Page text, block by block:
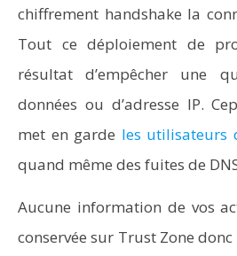
chiffrement handshake la
Tout ce déploiement de
résultat d’empêcher une
données ou d’adresse IP.
met en garde les utilisateurs
quand même des fuites de
Aucune information de vos
conservée sur Trust Zone